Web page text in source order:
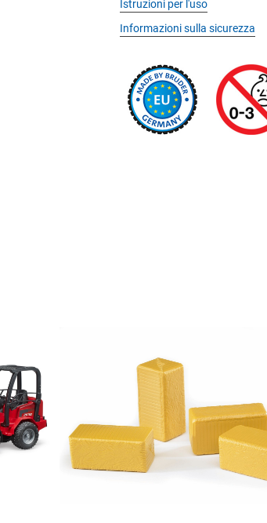
Istruzioni per l'uso
Informazioni sulla sicurezza